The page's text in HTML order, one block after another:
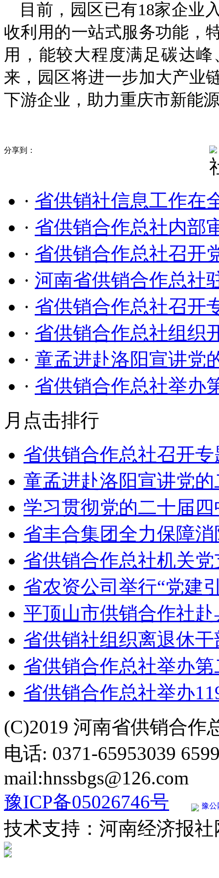
目前，园区已有18家企业
收利用的一站式服务功能，
用，能较大程度满足碳达
来，园区将进一步加大产业
下游企业，助力重庆市新能
分享到：
· 省供销社信息工作在
· 省供销合作总社内部
· 省供销合作总社召开
· 河南省供销合作总社
· 省供销合作总社召开
· 省供销合作总社组织
· 童孟进赴洛阳宣讲党
· 省供销合作总社举办
月点击排行
省供销合作总社召开
童孟进赴洛阳宣讲党
学习贯彻党的二十届
省丰合集团全力保障
省供销合作总社机关
省农资公司举行“党建
平顶山市供销合作社
省供销社组织离退休
省供销合作总社举办
省供销合作总社举办
(C)2019 河南省供销合作
电话: 0371-65953039
mail:hnssbgs@126.com
豫ICP备05026746号
豫公
技术支持：河南经济报社